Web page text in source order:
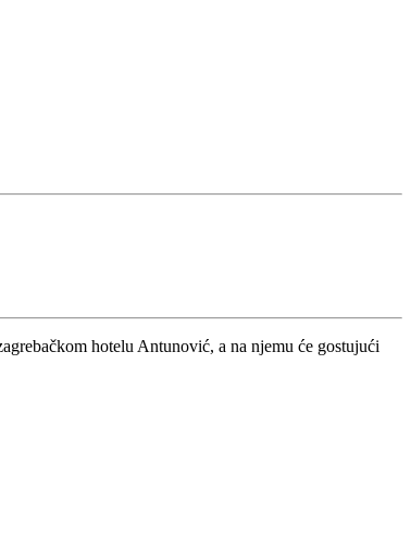
hotelu Antunović, a na njemu će gostujući